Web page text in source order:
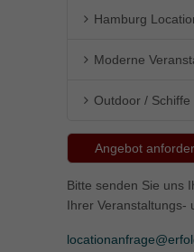
Hamburg
Moderne
Outdoor / Schiffe
Angebot
Bitte senden Sie uns
Ihrer Veranstaltungs-